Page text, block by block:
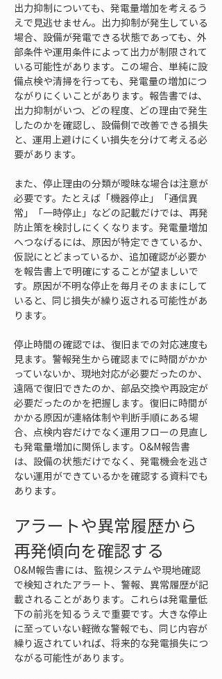
出力抑制についても、発電量増加を考えるう
えで見逃せません。出力抑制が発生している
場合、設備が発電できる状態であっても、外
部条件や運用条件によって出力が制限されて
いる可能性があります。この場合、単純に設
備点検や清掃を行っても、発電量の増加につ
ながりにくいことがあります。報告書では、
出力抑制がいつ、どの程度、どの理由で発生
したのかを確認し、設備側で改善できる損失
と、運用上避けにくい損失を分けて考える必
要があります。
また、停止理由の分類が曖昧な場合は注意が
必要です。たとえば「機器停止」「通信異
常」「一時停止」などの記載だけでは、再発
防止策を検討しにくくなります。発電量増加
へつなげるには、原因が特定できているか、
仮説にとどまっているか、追加確認が必要か
を報告書上で明確にすることが望ましいで
す。原因が不明な停止を毎月そのままにして
いると、同じ損失が繰り返される可能性があ
ります。
停止時間の確認では、復旧までの対応速度も
見ます。警報発生から確認までに時間がかか
っていないか、現地対応が必要だったのか、
遠隔で復旧できたのか、部品交換や再設定が
必要だったのかを把握します。復旧に時間が
かかる原因が連絡体制や判断手順にある場
合、点検内容だけでなく運用フローの見直し
も発電量増加に関係します。O&M報告書
は、設備の状態だけでなく、発電機会を逃さ
ない運用ができているかを確認する資料でも
あります。
アラートや異常履歴から
再発傾向を確認する
O&M報告書には、監視システムや現地確認
で検知されたアラート、警報、異常履歴が記
載されることがあります。これらは発電量低
下の前兆を知るうえで重要です。大きな停止
に至っていない軽微な警報でも、同じ内容が
繰り返されていれば、将来的な発電損失につ
ながる可能性があります。